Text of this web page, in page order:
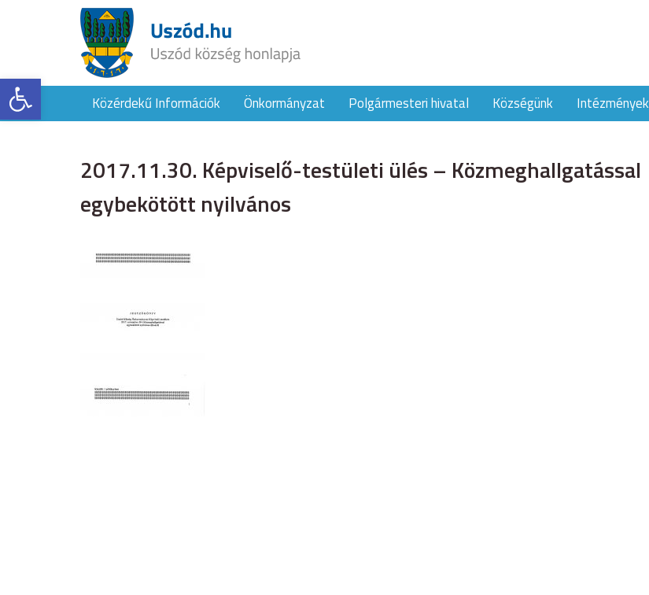
Eszköztár megnyitásaKözérdekű Információk Önkormányzat Polgármesteri hivatal Községünk Intézmények
2017.11.30. Képviselő-testületi ülés – Közmeghallgatással
egybekötött nyilvános